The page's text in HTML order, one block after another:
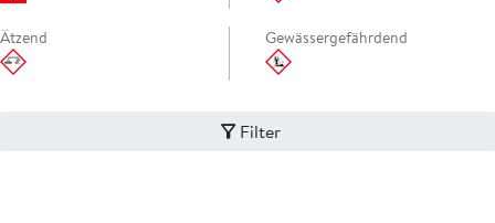
Ätzend Gewässergefährdend
Filter